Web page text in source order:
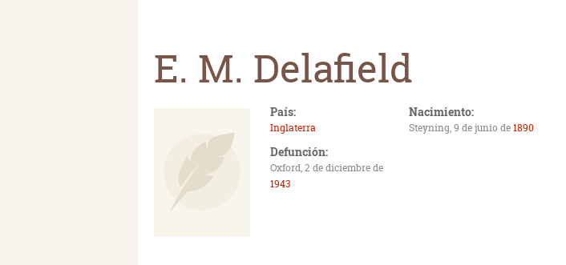
E. M. Delafield
País:
Inglaterra
Nacimiento:
Steyning, 9 de junio de1890
Defunción:
Oxford, 2 de diciembre de
1943